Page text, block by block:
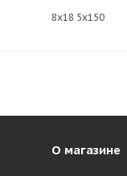
8x18 5x150
О магазине